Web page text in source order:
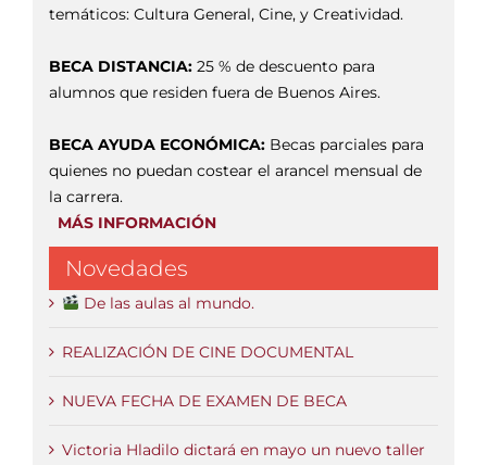
temáticos: Cultura General, Cine, y Creatividad.
BECA DISTANCIA: 25 % de descuento para
alumnos que residen fuera de Buenos Aires.
BECA AYUDA ECONÓMICA: Becas parciales para
quienes no puedan costear el arancel mensual de
la carrera.
MÁS INFORMACIÓN
Novedades
De las aulas al mundo.
REALIZACIÓN DE CINE DOCUMENTAL
NUEVA FECHA DE EXAMEN DE BECA
Victoria Hladilo dictará en mayo un nuevo taller